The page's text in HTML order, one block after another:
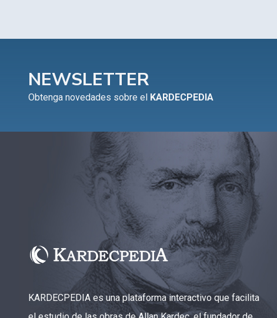
NEWSLETTER
Obtenga novedades sobre el KARDECPEDIA
KARDECPEDIA es una plataforma interactivo que facilita